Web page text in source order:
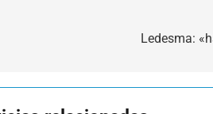
Ledesma: